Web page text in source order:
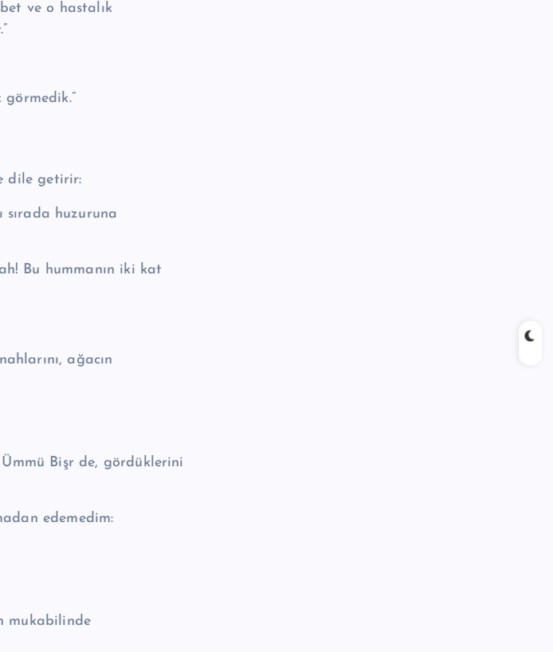
ve o hastalık
dile getirir:
Bu hummanın iki kat
ağacın
Ümmü Bişr de, gördüklerini
edemedim:
mukabilinde